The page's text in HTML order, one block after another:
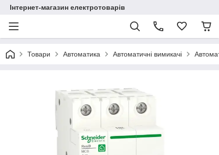
Інтернет-магазин електротоварів
Товари Автоматика Автоматичні вимикачі